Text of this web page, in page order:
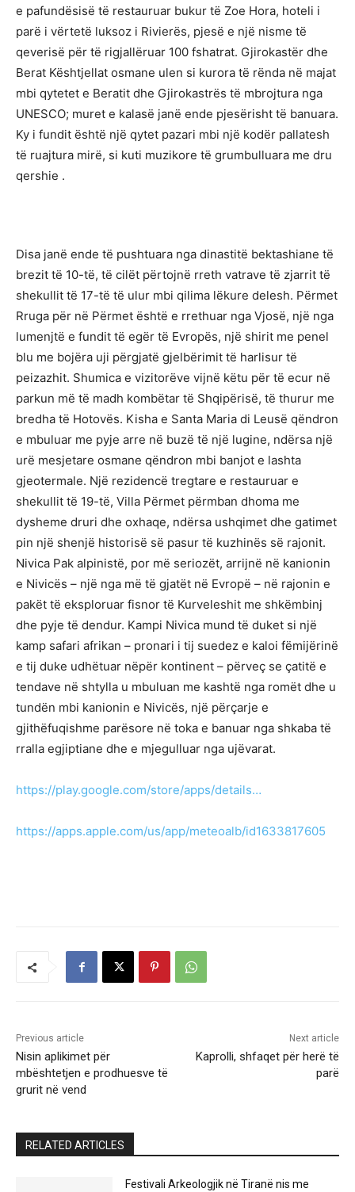
e pafundësisë të restauruar bukur të Zoe Hora, hoteli i
parë i vërtetë luksoz i Rivierës, pjesë e një nisme të
qeverisë për të rigjallëruar 100 fshatrat. Gjirokastër dhe
Berat Kështjellat osmane ulen si kurora të rënda në majat
mbi qytetet e Beratit dhe Gjirokastrës të mbrojtura nga
UNESCO; muret e kalasë janë ende pjesërisht të banuara.
Ky i fundit është një qytet pazari mbi një kodër pallatesh
të ruajtura mirë, si kuti muzikore të grumbulluara me dru
qershie .
Disa janë ende të pushtuara nga dinastitë bektashiane të
brezit të 10-të, të cilët përtojnë rreth vatrave të zjarrit të
shekullit të 17-të të ulur mbi qilima lëkure delesh. Përmet
Rruga për në Përmet është e rrethuar nga Vjosë, një nga
lumenjtë e fundit të egër të Evropës, një shirit me penel
blu me bojëra uji përgjatë gjelbërimit të harlisur të
peizazhit. Shumica e vizitorëve vijnë këtu për të ecur në
parkun më të madh kombëtar të Shqipërisë, të thurur me
bredha të Hotovës. Kisha e Santa Maria di Leusë qëndron
e mbuluar me pyje arre në buzë të një lugine, ndërsa një
urë mesjetare osmane qëndron mbi banjot e lashta
gjeotermale. Një rezidencë tregtare e restauruar e
shekullit të 19-të, Villa Përmet përmban dhoma me
dysheme druri dhe oxhaqe, ndërsa ushqimet dhe gatimet
pin një shenjë historisë së pasur të kuzhinës së rajonit.
Nivica Pak alpinistë, por më seriozët, arrijnë në kanionin
e Nivicës – një nga më të gjatët në Evropë – në rajonin e
pakët të eksploruar fisnor të Kurveleshit me shkëmbinj
dhe pyje të dendur. Kampi Nivica mund të duket si një
kamp safari afrikan – pronari i tij suedez e kaloi fëmijërinë
e tij duke udhëtuar nëpër kontinent – përveç se çatitë e
tendave në shtylla u mbuluan me kashtë nga romët dhe u
tundën mbi kanionin e Nivicës, një përçarje e
gjithëfuqishme parësore në toka e banuar nga shkaba të
rralla egjiptiane dhe e mjegulluar nga ujëvarat.
https://play.google.com/store/apps/details…
https://apps.apple.com/us/app/meteoalb/id1633817605
Previous article
Nisin aplikimet për
mbështetjen e prodhuesve të
grurit në vend
Next article
Kaprolli, shfaqet për herë të
parë
RELATED ARTICLES
Festivali Arkeologjik në Tiranë nis me